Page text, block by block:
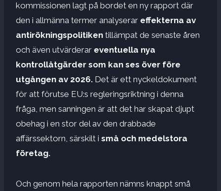
kommissionen lagt på bordet en ny rapport där
den i allmänna termer analyserar effekterna av
antirökningspolitiken tillämpat de senaste åren
och även utvärderar eventuella nya
kontrollåtgärder som kan ses över före
utgången av 2026. Det är ett nyckeldokument
för att förutse EU:s regleringsriktning i denna
fråga, men sanningen är att det har skapat djupt
obehag i en stor del av den drabbade
affärssektorn, särskilt i små och medelstora
företag.
Och genom hela rapporten nämns knappt små